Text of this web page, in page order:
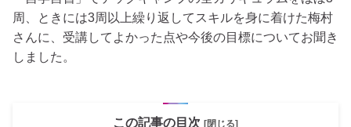
周、ときには3周以上繰り返してスキルを身に着けた梅村
さんに、受講してよかった点や今後の目標についてお聞き
しました。
この記事の目次 [閉じる]